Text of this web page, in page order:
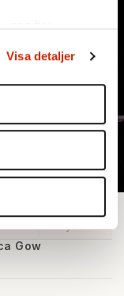
när som
innehållet
Vi
och annan
och
med.
med annan
som de har
Visa detaljer
Gow